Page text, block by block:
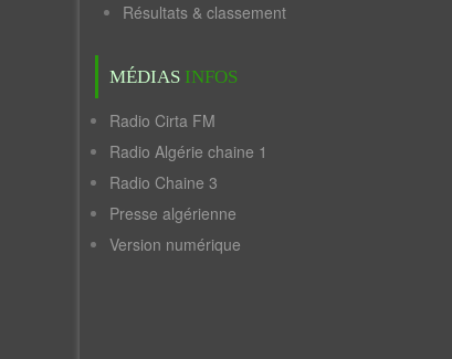
Résultats & classement
MÉDIAS INFOS
Radio Cirta FM
Radio Algérie chaine 1
Radio Chaine 3
Presse algérienne
Version numérique